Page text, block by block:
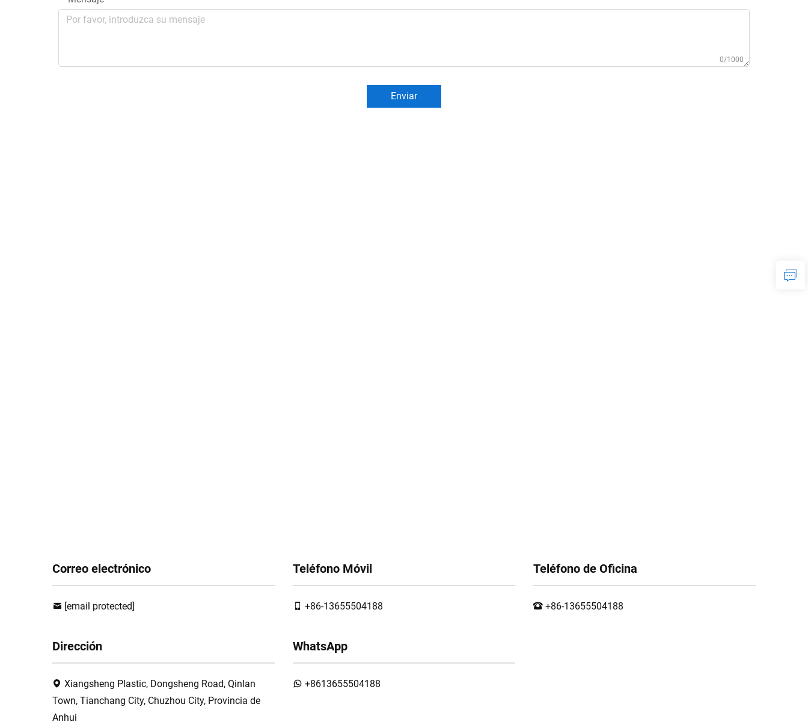
0/1000
Enviar
Correo electrónico
[email protected]
Teléfono Móvil
+86-13655504188
Teléfono de Oficina
+86-13655504188
Dirección
Xiangsheng Plastic, Dongsheng Road, Qinlan
Town, Tianchang City, Chuzhou City, Provincia de
Anhui
WhatsApp
+8613655504188